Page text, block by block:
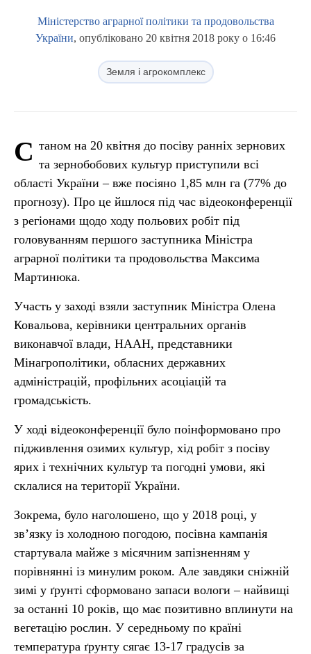
Міністерство аграрної політики та продовольства
України, опубліковано 20 квітня 2018 року о 16:46
Земля і агрокомплекс
С таном на 20 квітня до посіву ранніх зернових
та зернобобових культур приступили всі
області України – вже посіяно 1,85 млн га (77% до
прогнозу). Про це йшлося під час відеоконференції
з регіонами щодо ходу польових робіт під
головуванням першого заступника Міністра
аграрної політики та продовольства Максима
Мартинюка.
Участь у заході взяли заступник Міністра Олена
Ковальова, керівники центральних органів
виконавчої влади, НААН, представники
Мінагрополітики, обласних державних
адміністрацій, профільних асоціацій та
громадськість.
У ході відеоконференції було поінформовано про
підживлення озимих культур, хід робіт з посіву
ярих і технічних культур та погодні умови, які
склалися на території України.
Зокрема, було наголошено, що у 2018 році, у
зв’язку із холодною погодою, посівна кампанія
стартувала майже з місячним запізненням у
порівнянні із минулим роком. Але завдяки сніжній
зимі у ґрунті сформовано запаси вологи – найвищі
за останні 10 років, що має позитивно вплинути на
вегетацію рослин. У середньому по країні
температура ґрунту сягає 13-17 градусів за